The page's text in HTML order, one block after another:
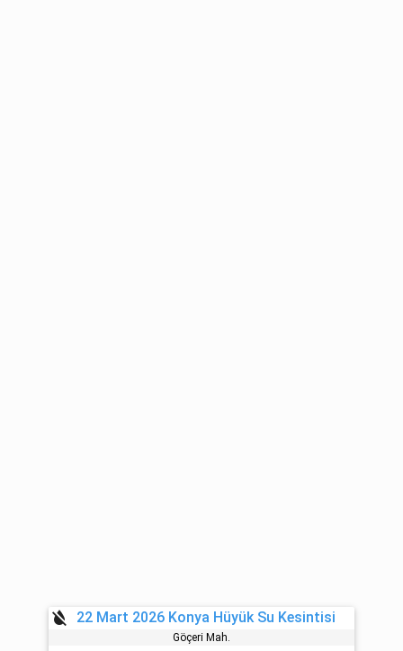
format_color_reset 22 Mart 2026 Konya Hüyük Su Kesintisi
Göçeri̇ Mah.